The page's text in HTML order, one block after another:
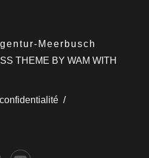
Meerbusch
THEME BY WAM WITH
/